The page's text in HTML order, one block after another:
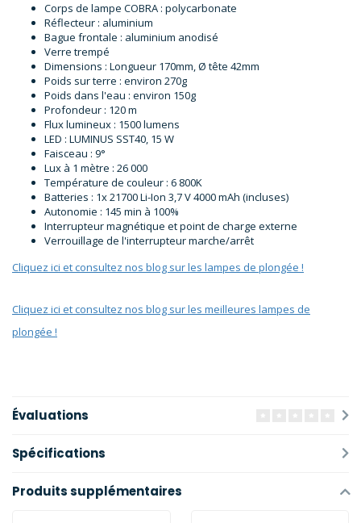
Corps de lampe COBRA : polycarbonate
Réflecteur : aluminium
Bague frontale : aluminium anodisé
Verre trempé
Dimensions : Longueur 170mm, Ø tête 42mm
Poids sur terre : environ 270g
Poids dans l'eau : environ 150g
Profondeur : 120 m
Flux lumineux : 1500 lumens
LED : LUMINUS SST40, 15 W
Faisceau : 9°
Lux à 1 mètre : 26 000
Température de couleur : 6 800K
Batteries : 1x 21700 Li-Ion 3,7 V 4000 mAh (incluses)
Autonomie : 145 min à 100%
Interrupteur magnétique et point de charge externe
Verrouillage de l'interrupteur marche/arrêt
Cliquez ici et consultez nos blog sur les lampes de plongée !
Cliquez ici et consultez nos blog sur les meilleures lampes de
plongée !
Évaluations
Spécifications
Produits supplémentaires